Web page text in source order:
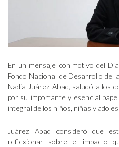
En un mensaje con motivo del
Fondo Nacional de Desarrollo de
Nadja Juárez Abad, saludó a los
por su importante y esencial
integral de los niños, niñas y
Juárez Abad consideró que
reflexionar sobre el impacto